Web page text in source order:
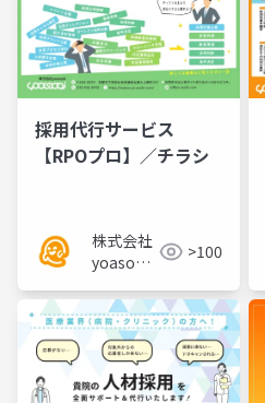
採用代行サービス
【RPOプロ】／チラシ
株式会社
yoasobi
ナー様
>100